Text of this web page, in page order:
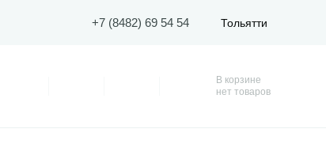
+7 (8482) 69 54 54 Тольятти
Корзина
В корзине
нет товаров